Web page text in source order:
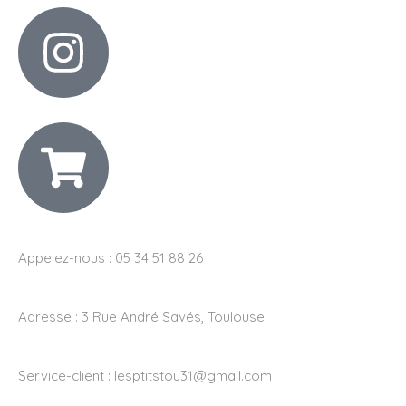
Appelez-nous : 05 34 51 88 26
Adresse : 3 Rue André Savés, Toulouse
Service-client : lesptitstou31@gmail.com